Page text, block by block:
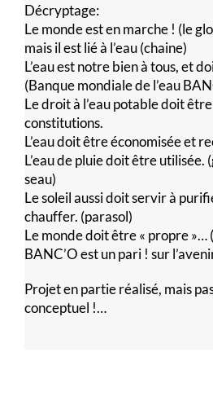
Décryptage:
Le monde est en marche ! (le
mais il est lié à l’eau (chaine)
L’eau est notre bien à tous, et
(Banque mondiale de l’eau
Le droit à l’eau potable doit
constitutions.
L’eau doit être économisée et
L’eau de pluie doit être utilisée.
seau)
Le soleil aussi doit servir à
chauffer. (parasol)
Le monde doit être « propre »…
BANC’O est un pari ! sur
Projet en partie réalisé, mais
conceptuel !…